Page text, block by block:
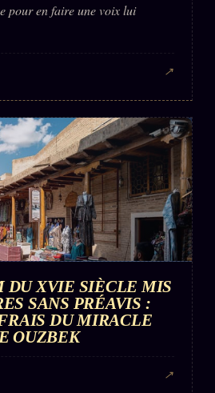
pour en faire une voix lui
↗
DU XVIE SIÈCLE MIS
SANS PRÉAVIS :
DU MIRACLE
OUZBEK
↗